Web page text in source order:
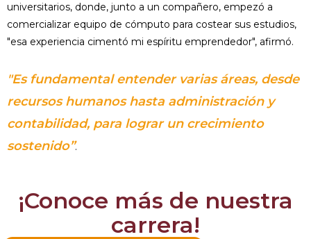
universitarios, donde, junto a un compañero, empezó a
comercializar equipo de cómputo para costear sus estudios,
"esa experiencia cimentó mi espíritu emprendedor", afirmó.
"Es fundamental entender varias áreas, desde
recursos humanos hasta administración y
contabilidad, para lograr un crecimiento
sostenido”.
¡Conoce más de nuestra
carrera!